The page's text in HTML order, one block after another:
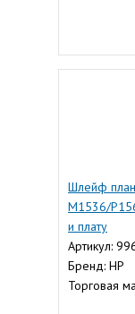
Шлейф
M1536/
и плату
Артикул:
Бренд: HP
Торговая